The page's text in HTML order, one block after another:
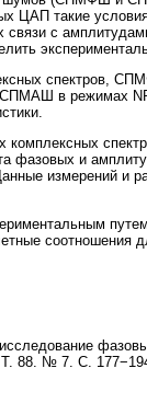
такие
связи с
спектров,
в режимах
комплексных
фазовых и
измерений
соотношения
88. № 7. С.